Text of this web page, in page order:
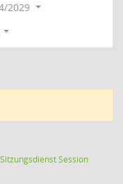
2029
SitzungsdienstSession(Wird in